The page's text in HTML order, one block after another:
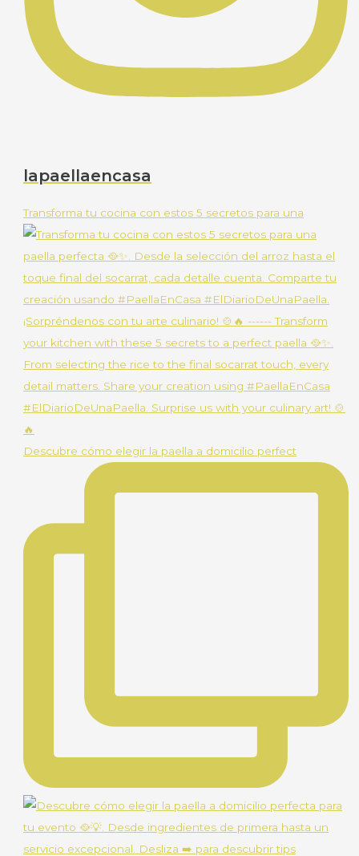
lapaellaencasa
Transforma tu cocina con estos 5 secretos para una
Descubre cómo elegir la paella a domicilio perfect